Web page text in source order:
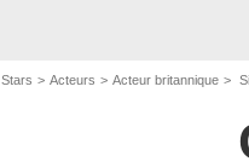
Stars Acteurs Acteur britannique